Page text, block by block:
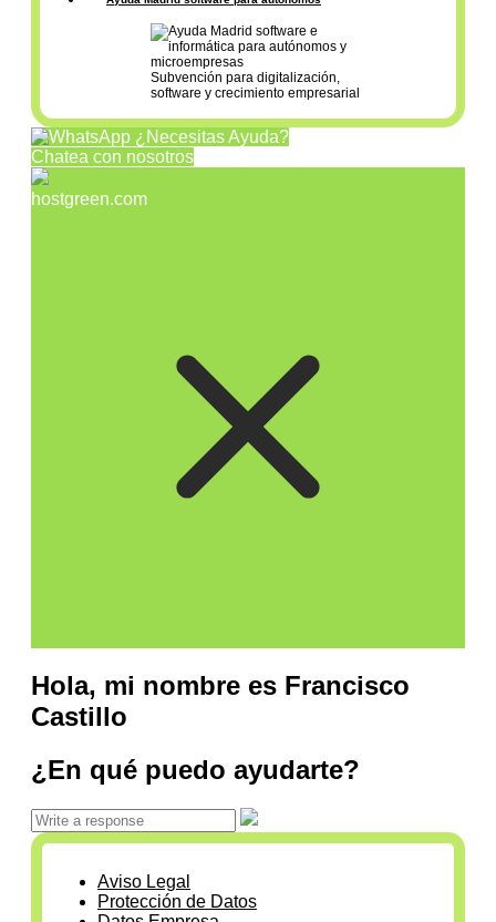
Subvención para digitalización,
software y crecimiento empresarial
¿Necesitas Ayuda?
Chatea con nosotros
hostgreen.com
Hola, mi nombre es Francisco
Castillo
¿En qué puedo ayudarte?
Aviso Legal
Protección de Datos